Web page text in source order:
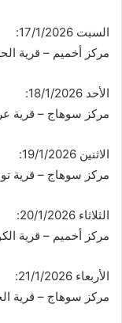
السبت 17/1/2026:
مركز أخميم – قرية
الأحد 18/1/2026:
مركز سوهاج – قرية
الاثنين 19/1/2026:
مركز سوهاج – قرية
الثلاثاء 20/1/2026:
مركز أخميم – قرية
الأربعاء 21/1/2026:
مركز سوهاج – قرية